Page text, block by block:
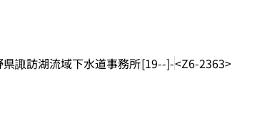
県諏訪湖流域下水道事務所[19--]-<Z6-2363>